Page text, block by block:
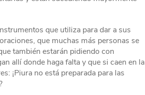
que utiliza para dar a sus
que muchas más personas se
también estarán pidiendo con
allí donde haga falta y que si caen en la
¡Piura no está preparada para las